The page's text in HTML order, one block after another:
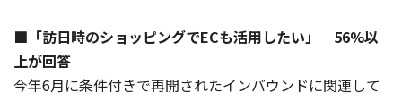
■「訪日時のショッピングでECも活用したい」 56%以
上が回答
今年6月に条件付きで再開されたインバウンドに関連して